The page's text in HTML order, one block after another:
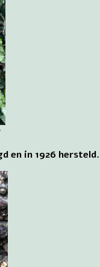
en in 1926 hersteld.